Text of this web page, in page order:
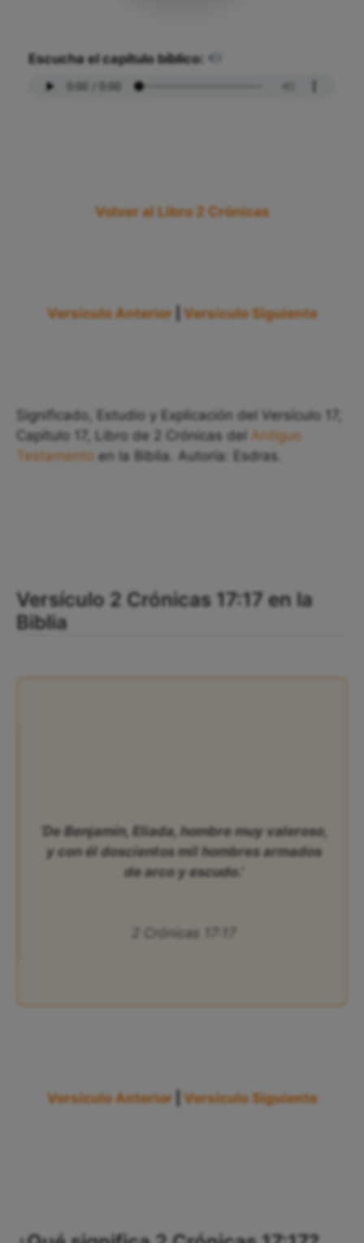
Escucha el capítulo bíblico:
Volver al Libro 2 Crónicas
Versículo Anterior Versículo Siguiente
Significado, Estudio y Explicación del Versículo 17,
Capítulo 17, Libro de 2 Crónicas del Antiguo
Testamento en la Biblia. Autoría: Esdras.
Versículo 2 Crónicas 17:17 en la
Biblia
‘De Benjamín, Eliada, hombre muy valeroso,
y con él doscientos mil hombres armados
de arco y escudo.’
2 Crónicas 17:17
Versículo Anterior Versículo Siguiente